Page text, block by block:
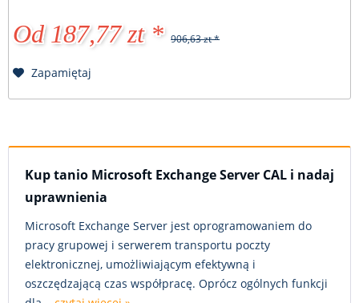
Od 187,77 zt * 906,63 zt *
Zapamiętaj
Kup tanio Microsoft Exchange Server CAL i nadaj
uprawnienia
Microsoft Exchange Server jest oprogramowaniem do
pracy grupowej i serwerem transportu poczty
elektronicznej, umożliwiającym efektywną i
oszczędzającą czas współpracę. Oprócz ogólnych funkcji